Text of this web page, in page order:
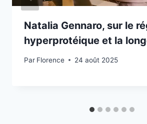
Natalia Gennaro, sur le
hyperprotéique et la
Par Florence 24 août 2025